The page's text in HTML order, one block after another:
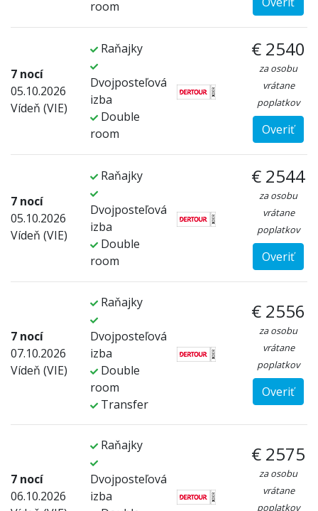
room
7 nocí
05.10.2026
Vídeň (VIE)
Raňajky
Dvojposteľová
izba
Double
room
€ 2540
za osobu
vrátane
poplatkov
Overiť
7 nocí
05.10.2026
Vídeň (VIE)
Raňajky
Dvojposteľová
izba
Double
room
€ 2544
za osobu
vrátane
poplatkov
Overiť
7 nocí
07.10.2026
Vídeň (VIE)
Raňajky
Dvojposteľová
izba
Double
room
Transfer
€ 2556
za osobu
vrátane
poplatkov
Overiť
7 nocí
06.10.2026
Raňajky
Dvojposteľová
izba
€ 2575
za osobu
vrátane
poplatkov